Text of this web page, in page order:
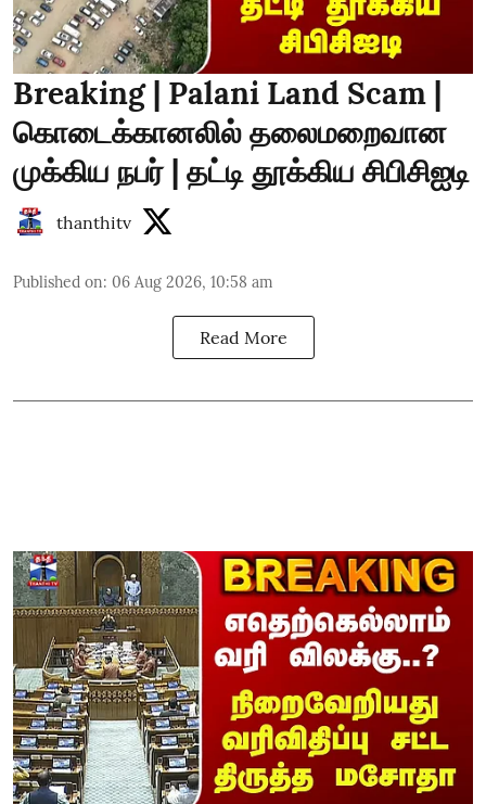
Breaking | Palani Land Scam |
கொடைக்கானலில் தலைமறைவான
முக்கிய நபர் | தட்டி தூக்கிய சிபிசிஐடி
thanthitv
Published on: 06 Aug 2026, 10:58 am
Read More